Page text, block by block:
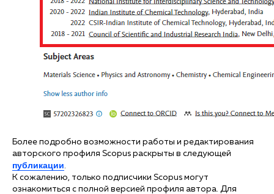
Более подробно возможности работы и редактирования
авторского профиля Scopus раскрыты в следующей
публикации.
К сожалению, только подписчики Scopus могут
ознакомиться с полной версией профиля автора. Для